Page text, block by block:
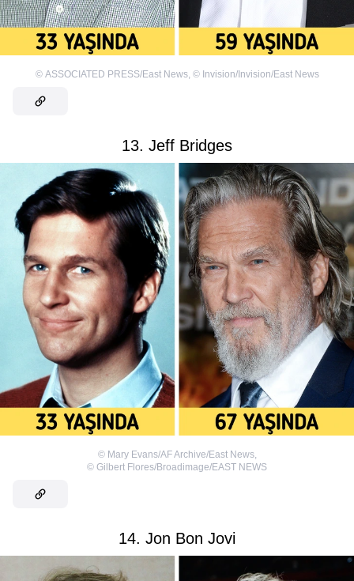
© ASSOCIATED PRESS/East News, © Invision/Invision/East News
13. Jeff Bridges
© Mary Evans/AF Archive/East News,
© Gilbert Flores/Broadimage/EAST NEWS
14. Jon Bon Jovi